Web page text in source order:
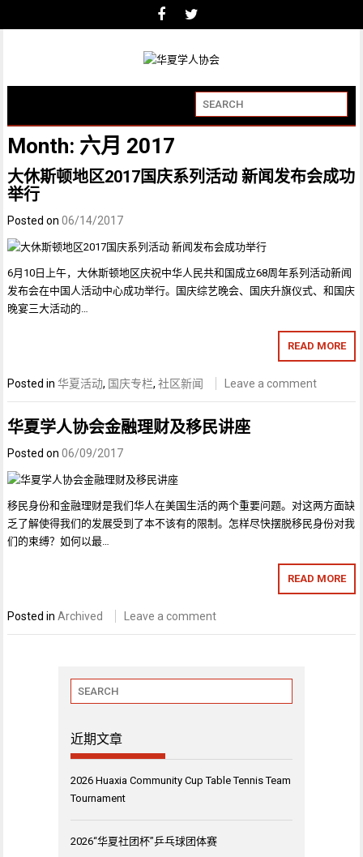
Month: 六月 2017
大休斯顿地区2017国庆系列活动 新闻发布会成功
举行
Posted on06/14/2017
6月10日上午，大休斯顿地区庆祝中华人民共和国成立68周年系列活动新闻
发布会在中国人活动中心成功举行。国庆综艺晚会、国庆升旗仪式、和国庆
晚宴三大活动的…
READ MORE
Posted in华夏活动, 国庆专栏,社区新闻 Leave a comment
华夏学人协会金融理财及移民讲座
Posted on06/09/2017
移民身份和金融理财是我们华人在美国生活的两个重要问题。对这两方面缺
乏了解使得我们的发展受到了本不该有的限制。怎样尽快摆脱移民身份对我
们的束缚？如何以最…
READ MORE
Posted inArchived Leave a comment
近期文章
2026 Huaxia Community Cup Table Tennis Team
Tournament
2026“华夏社团杯”乒乓球团体赛